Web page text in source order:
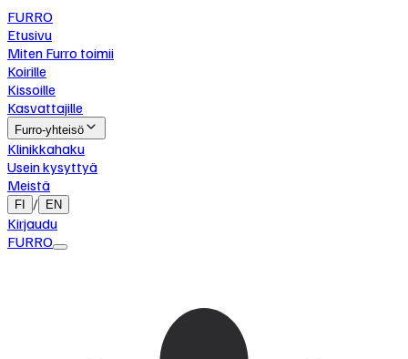
FURRO
Etusivu
Miten Furro toimii
Koirille
Kissoille
Kasvattajille
Furro-yhteisö
Klinikkahaku
Usein kysyttyä
Meistä
FI / EN
Kirjaudu
FURRO